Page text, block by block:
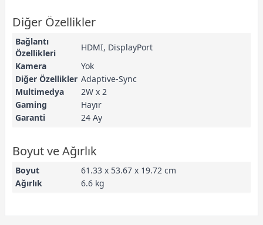
Diğer Özellikler
Bağlantı
Özellikleri
HDMI, DisplayPort
Kamera
Yok
Diğer Özellikler Adaptive-Sync
Multimedya
2W x 2
Gaming
Hayır
Garanti
24 Ay
Boyut ve Ağırlık
Boyut
61.33 x 53.67 x 19.72 cm
Ağırlık
6.6 kg